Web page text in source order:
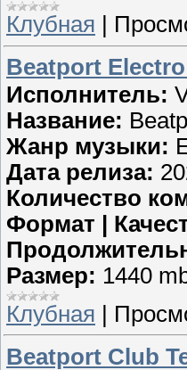
Клубная
Beatport
Исполнитель:
Название:
Жанр музыки:
Дата релиза:
Количество
Формат |
Размер: 1440
Клубная
Beatport Club